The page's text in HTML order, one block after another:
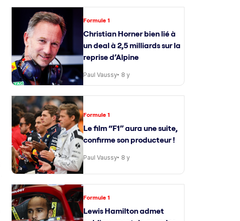
Formule 1
Christian Horner bien lié à
un deal à 2,5 milliards sur la
reprise d’Alpine
Paul Vaussy 8 y
Formule 1
Le film “F1” aura une suite,
confirme son producteur !
Paul Vaussy 8 y
Formule 1
Lewis Hamilton admet